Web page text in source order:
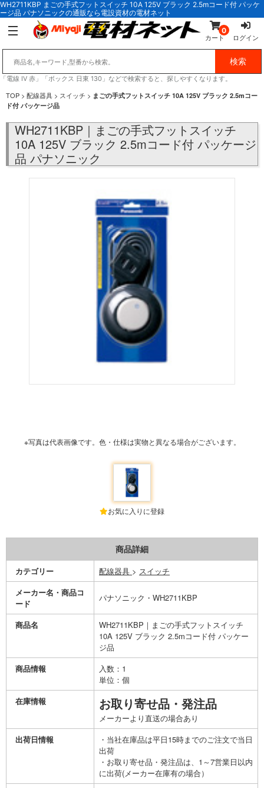
WH2711KBP まごの手式フットスイッチ 10A 125V ブラック 2.5mコード付 パッケ
ージ品 パナソニックの通販なら電設資材の電材ネット
0
カート ログイン
「電線 IV 赤」「ボックス 日東 130」などで検索すると、探しやすくなります。
TOP > 配線器具 > スイッチ > まごの手式フットスイッチ 10A 125V ブラック 2.5mコー
ド付 パッケージ品
WH2711KBP｜まごの手式フットスイッチ
10A 125V ブラック 2.5mコード付 パッケージ
品 パナソニック
※写真は代表画像です。色・仕様は実物と異なる場合がございます。
お気に入りに登録
商品詳細
カテゴリー 配線器具 > スイッチ
メーカー名・商品コ
ード
パナソニック・WH2711KBP
商品名
WH2711KBP｜まごの手式フットスイッチ
10A 125V ブラック 2.5mコード付 パッケー
ジ品
商品情報
入数：1
単位：個
在庫情報
お取り寄せ品・発注品
メーカーより直送の場合あり
出荷日情報
・当社在庫品は平日15時までのご注文で当日
出荷
・お取り寄せ品・発注品は、1～7営業日以内
に出荷(メーカー在庫有の場合）